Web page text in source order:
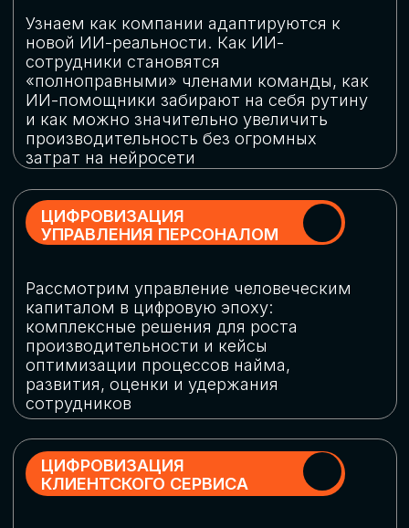
огромную статью затрат
ОБЛАЧНЫЕ ТЕХНОЛОГИИ
Подискутируем, какие облачные решения
существуют на рынке и почему
использование мультиоблачных моделей
не только снижает затраты, но и
«пересборки» бизнес-моделей
СКАЧАТЬ
ПРОГРАММУ
КОНФЕРЕНЦИИ
Оставьте заявку, мы направим вам
программу конференции
СКАЧАТЬ ПРОГРАММУ